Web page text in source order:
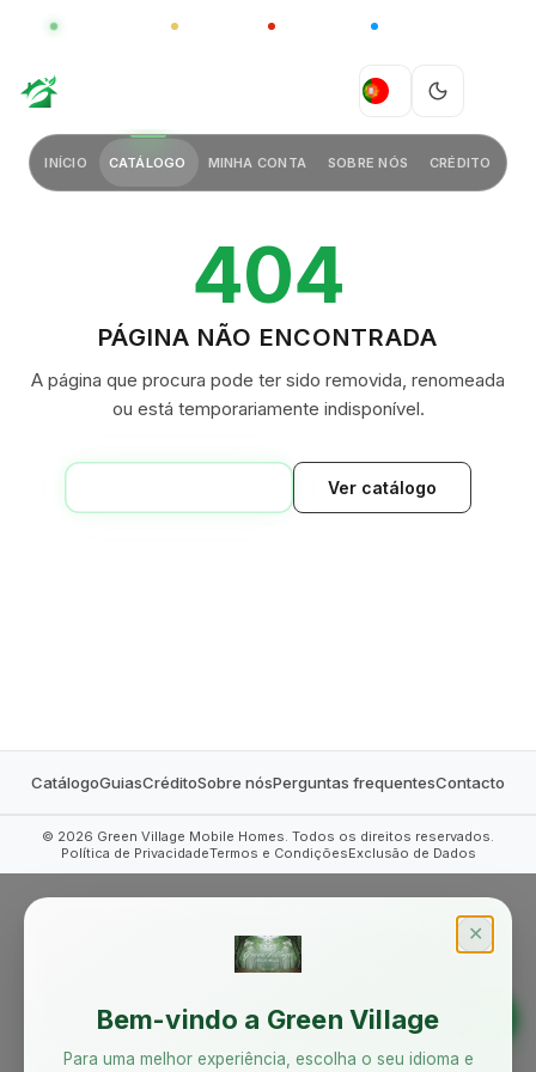
GLOBAL CHINA
PT
INÍCIO CATÁLOGO MINHA CONTA SOBRE NÓS CRÉDITO
404
PÁGINA NÃO ENCONTRADA
A página que procura pode ter sido removida, renomeada
ou está temporariamente indisponível.
Ver catálogo
CatálogoGuiasCréditoSobre nósPerguntas frequentesContacto
© 2026 Green Village Mobile Homes. Todos os direitos reservados.
Política de PrivacidadeTermos e CondiçõesExclusão de Dados
✕
Bem-vindo a Green Village
Para uma melhor experiência, escolha o seu idioma e